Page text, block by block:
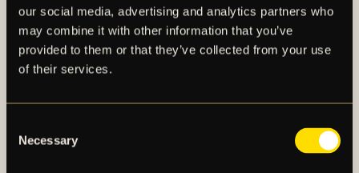
our social media, advertising and analytics partners who
may combine it with other information that you’ve
provided to them or that they’ve collected from your use
of their services.
Selection
Necessary